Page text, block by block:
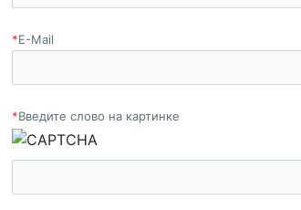
*E-Mail
*Введите слово на картинке